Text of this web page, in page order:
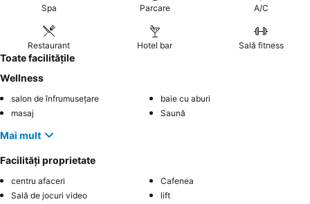
Spa Parcare A/C
Restaurant Hotel bar Sală fitness
Toate facilitățile
Wellness
salon de înfrumusețare
baie cu aburi
masaj
Saună
Mai mult
Facilități proprietate
centru afaceri
Cafenea
Sală de jocuri video
lift